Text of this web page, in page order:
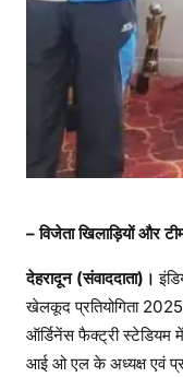
– विजेता खिलाड़ियों और
देहरादून (संवाददाता)।
खेलकूद प्रतियोगिता
ऑर्डिनेंस फैक्ट्री स्टेडियम
आई ओ एल के अध्‍यक्ष एवं